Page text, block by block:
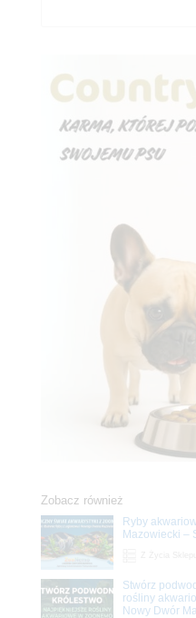
Zobacz również
Ryby
Mazowiecki –
Stwórz
rośliny
Nowy Dwór